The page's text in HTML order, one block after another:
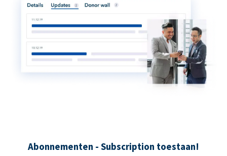
Abonnementen - Subscription toestaan!